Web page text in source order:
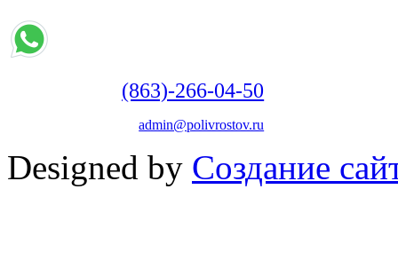
(863)-266-04-50
admin@polivrostov.ru
Designed by Создание